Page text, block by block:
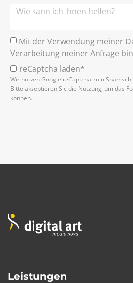
Mit der Verwendung meiner
Verarbeitung meiner Anfrage
reCaptcha laden*
Wir nutzen Google reCaptcha zum
Bitte akzeptieren Sie die Nutzung, um das
können.
Leistungen